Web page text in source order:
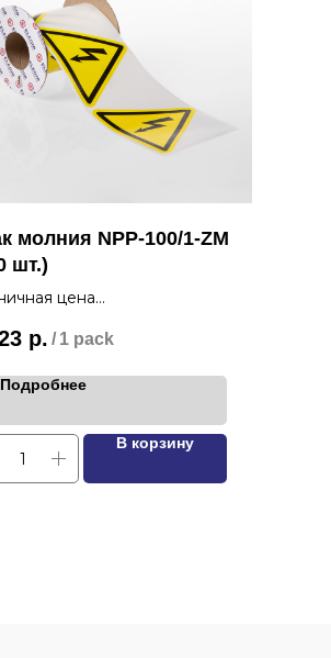
молния NPP-100/1-ZM
шт.)
цена
р. / 1 pack
Подробнее
В корзину